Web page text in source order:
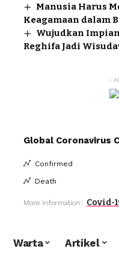
Manusia Harus
Keagamaan dalam
Wujudkan
Reghifa Jadi
-
Global Coronavirus
Confirmed
Death
More Information: Covid-
Warta Artikel